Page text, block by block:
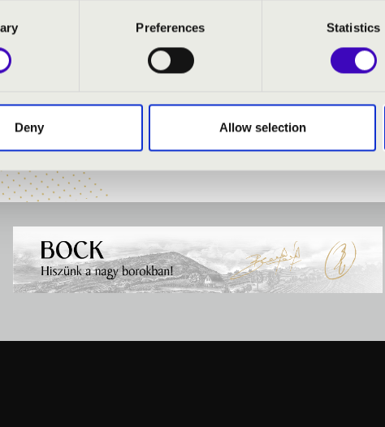
Preferences Statistics
Deny Allow selection
Szimfónikus Zenekar kamaraegyüttese
- vonósnégyes